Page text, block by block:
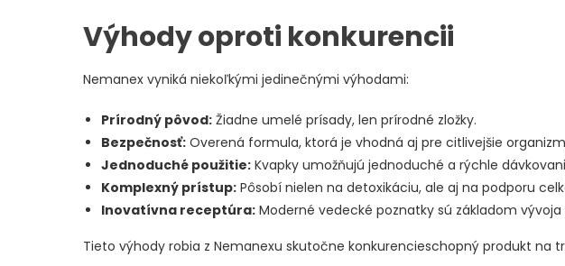
Výhody oproti konkurencii
Nemanex vyniká niekoľkými jedinečnými výhodami:
Prírodný pôvod: Žiadne umelé prísady, len prírodné zložky.
Bezpečnosť: Overená formula, ktorá je vhodná aj pre citlivejšie
Jednoduché použitie: Kvapky umožňujú jednoduché a rýchle
Komplexný prístup: Pôsobí nielen na detoxikáciu, ale aj na podporu
Inovatívna receptúra: Moderné vedecké poznatky sú základom
Tieto výhody robia z Nemanexu skutočne konkurencieschopný produkt na